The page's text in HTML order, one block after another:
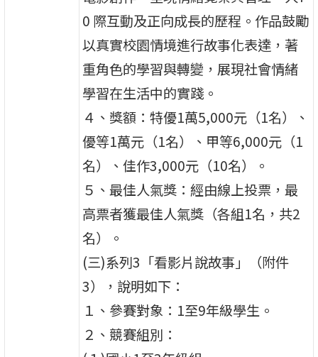
0 際互動及正向成長的歷程。作品鼓勵
以真實校園情境進行故事化表達，著
重角色的學習與轉變，展現社會情緒
學習在生活中的實踐。
４、獎額：特優1萬5,000元（1名）、
優等1萬元（1名）、甲等6,000元（1
名）、佳作3,000元（10名）。
５、最佳人氣獎：經由線上投票，最
高票者獲最佳人氣獎（各組1名，共2
名）。
(三)系列3「看影片說故事」（附件
3），說明如下：
１、參賽對象：1至9年級學生。
２、競賽組別：